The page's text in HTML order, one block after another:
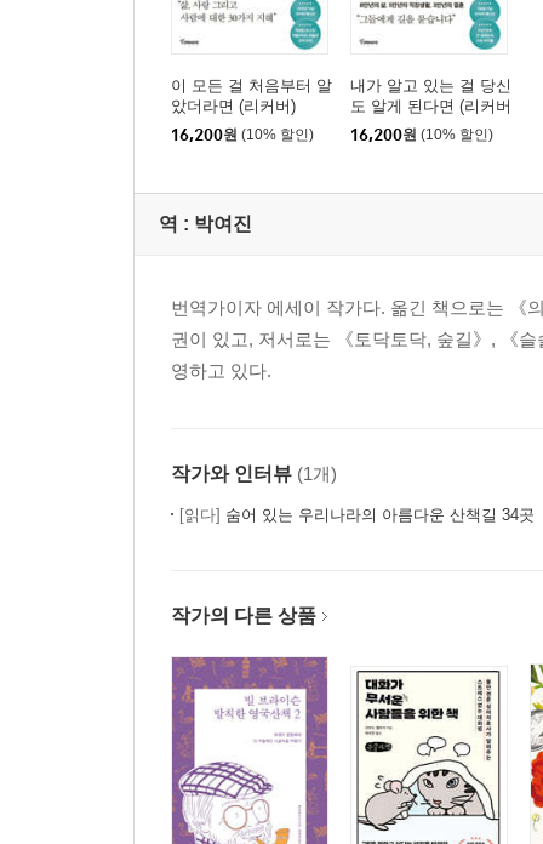
5장 하강의 미학: 지는 해를 즐기는 법
“누구나 하나의 길에 서 있게 된다네. 그 길에서
인정해야 할지도 몰라. 그럴 때는 ‘그래. 내가
그래야 계속 달릴 수 있거든.”
“정직은 우리 삶을 이끌어줄 단 하나의 귀중
7장 행복은 선택일 뿐: 나머지 인생을 헤아리는 법
“잘 듣게나. 그저 순간 속에 존재할 수 있다는
8장 당신의 삶에서 가장 중요한 것은 무엇입니까
오랜 옛날부터 먼 미래로까지 이어질 길의 중간
이 모든 걸 처음부터 알
았더라면 (리커버)
16,200원 (10% 할인)
내가 알고 있는 걸 당신
도 알게 된다면 (리커버
에디션)
16,200원 (10% 할인)
역 : 박여진
번역가이자 에세이 작가다. 옮긴 책으로는 《
권이 있고, 저서로는 《토닥토닥, 숲길》, 《
영하고 있다.
작가와 인터뷰 (1개)
[읽다] 숨어 있는 우리나라의 아름다운 산책길 34곳
작가의 다른 상품